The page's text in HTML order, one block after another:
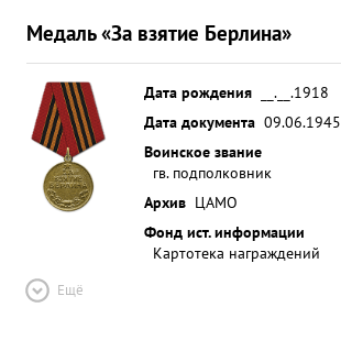
Медаль «За взятие Берлина»
Дата рождения
__.__.1918
Дата документа 09.06.1945
Воинское звание
гв. подполковник
Архив ЦАМО
Фонд ист. информации
Картотека награждений
Ещё